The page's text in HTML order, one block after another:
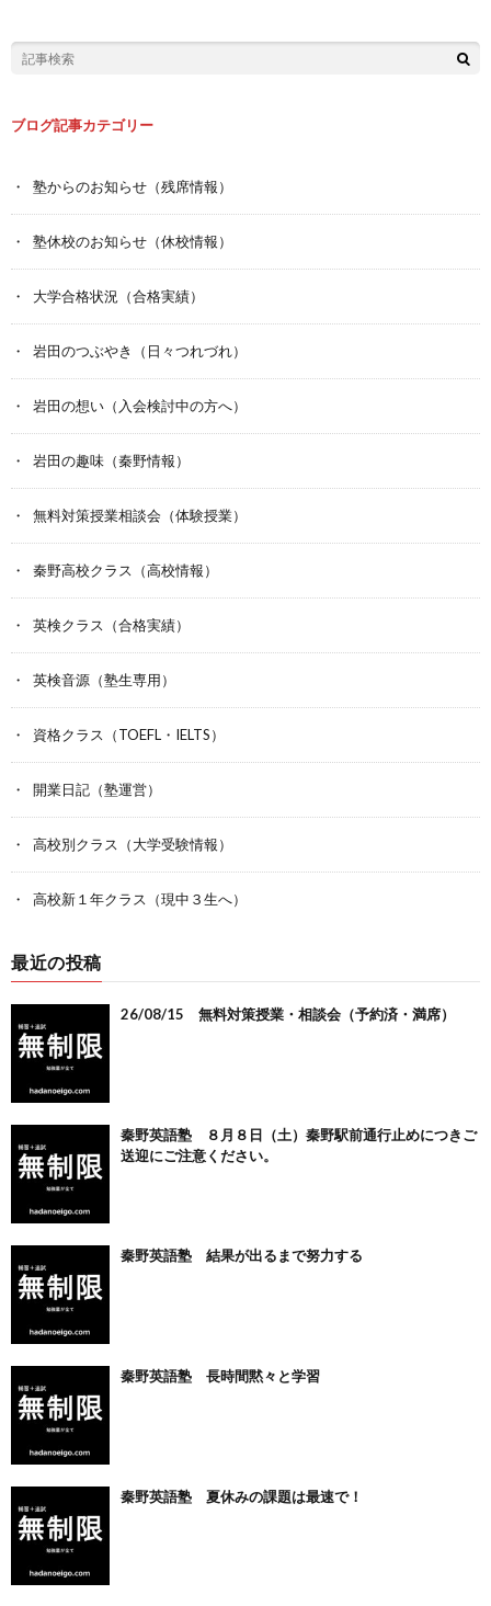
ブログ記事カテゴリー
塾からのお知らせ（残席情報）
塾休校のお知らせ（休校情報）
大学合格状況（合格実績）
岩田のつぶやき（日々つれづれ）
岩田の想い（入会検討中の方へ）
岩田の趣味（秦野情報）
無料対策授業相談会（体験授業）
秦野高校クラス（高校情報）
英検クラス（合格実績）
英検音源（塾生専用）
資格クラス（TOEFL・IELTS）
開業日記（塾運営）
高校別クラス（大学受験情報）
高校新１年クラス（現中３生へ）
最近の投稿
26/08/15 無料対策授業・相談会（予約済・満席）
秦野英語塾 ８月８日（土）秦野駅前通行止めにつきご
送迎にご注意ください。
秦野英語塾 結果が出るまで努力する
秦野英語塾 長時間黙々と学習
秦野英語塾 夏休みの課題は最速で！